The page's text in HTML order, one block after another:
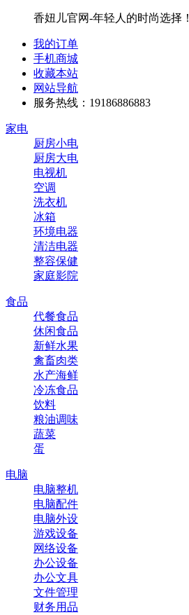
香妞儿官网-年轻人的时尚选择！
我的订单
手机商城
收藏本站
网站导航
服务热线：19186886883
家电
厨房小电
厨房大电
电视机
空调
洗衣机
冰箱
环境电器
清洁电器
整容保健
家庭影院
食品
代餐食品
休闲食品
新鲜水果
禽畜肉类
水产海鲜
冷冻食品
饮料
粮油调味
蔬菜
蛋
电脑
电脑整机
电脑配件
电脑外设
游戏设备
网络设备
办公设备
办公文具
文件管理
财务用品